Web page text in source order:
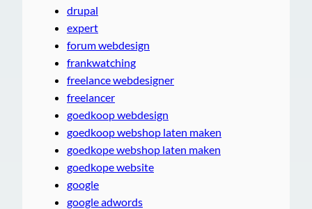
drupal
expert
forum webdesign
frankwatching
freelance webdesigner
freelancer
goedkoop webdesign
goedkoop webshop laten maken
goedkope webshop laten maken
goedkope website
google
google adwords